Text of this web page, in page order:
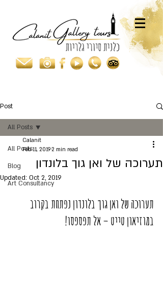
Post
All Posts
Blog
Art Consultancy
All Posts
תערוכה של ואן גוך בלונדון
Calanit
Feb 11, 20192 min read
Updated: Oct 2, 2019
תערוכה של ואן גוך בלונדון נפתחת בקרוב
במוזיאון טייט – אל תפספסו!